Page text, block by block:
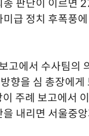
판단이 이르면
급 정치 후폭풍
고에서 수사팀의
향을 심 총장에게
주례 보고에서
내리면 서울중